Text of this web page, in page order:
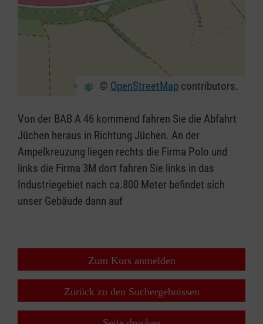
⇧
© OpenStreetMap contributors.
Von der BAB A 46 kommend fahren Sie die Abfahrt
Jüchen heraus in Richtung Jüchen. An der
Ampelkreuzung liegen rechts die Firma Polo und
links die Firma 3M dort fahren Sie links in das
Industriegebiet nach ca.800 Meter befindet sich
unser Gebäude dann auf
Zum Kurs anmelden
Zurück zu den Suchergebnissen